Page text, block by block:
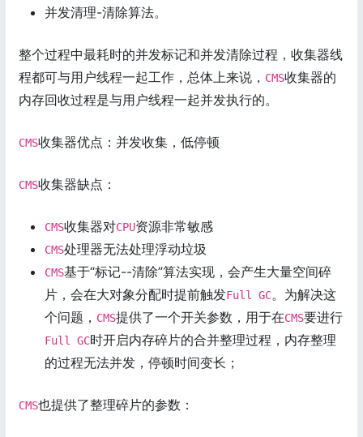
并发清理-清除算法。
整个过程中最耗时的并发标记和并发清除过程，收集器线
程都可与用户线程一起工作，总体上来说， CMS收集器的
内存回收过程是与用户线程一起并发执行的。
CMS收集器优点：并发收集，低停顿
CMS收集器缺点：
CMS收集器对CPU资源非常敏感
CMS处理器无法处理浮动垃圾
CMS基于“标记--清除”算法实现，会产生大量空间碎
片，会在大对象分配时提前触发Full GC。为解决这
个问题， CMS提供了一个开关参数，用于在CMS要进行
Full GC时开启内存碎片的合并整理过程，内存整理
的过程无法并发，停顿时间变长；
CMS也提供了整理碎片的参数：